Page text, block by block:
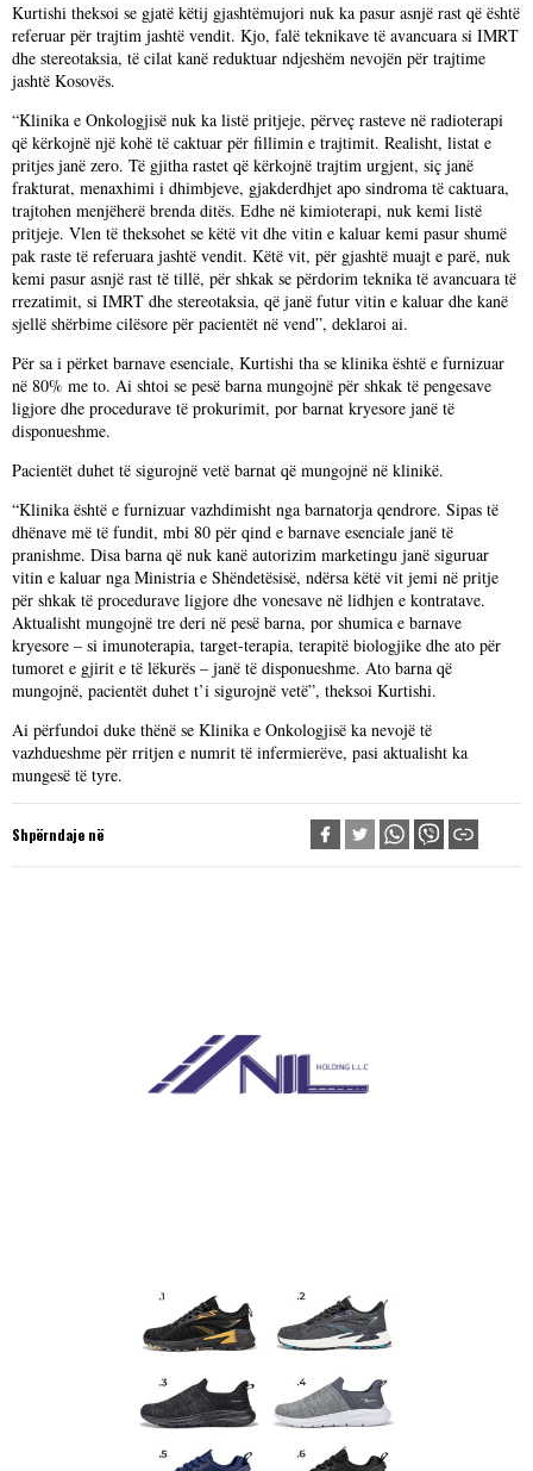
Kurtishi theksoi se gjatë këtij gjashtëmujori nuk ka pasur asnjë rast që është
referuar për trajtim jashtë vendit. Kjo, falë teknikave të avancuara si IMRT
dhe stereotaksia, të cilat kanë reduktuar ndjeshëm nevojën për trajtime
jashtë Kosovës.
“Klinika e Onkologjisë nuk ka listë pritjeje, përveç rasteve në radioterapi
që kërkojnë një kohë të caktuar për fillimin e trajtimit. Realisht, listat e
pritjes janë zero. Të gjitha rastet që kërkojnë trajtim urgjent, siç janë
frakturat, menaxhimi i dhimbjeve, gjakderdhjet apo sindroma të caktuara,
trajtohen menjëherë brenda ditës. Edhe në kimioterapi, nuk kemi listë
pritjeje. Vlen të theksohet se këtë vit dhe vitin e kaluar kemi pasur shumë
pak raste të referuara jashtë vendit. Këtë vit, për gjashtë muajt e parë, nuk
kemi pasur asnjë rast të tillë, për shkak se përdorim teknika të avancuara të
rrezatimit, si IMRT dhe stereotaksia, që janë futur vitin e kaluar dhe kanë
sjellë shërbime cilësore për pacientët në vend”, deklaroi ai.
Për sa i përket barnave esenciale, Kurtishi tha se klinika është e furnizuar
në 80% me to. Ai shtoi se pesë barna mungojnë për shkak të pengesave
ligjore dhe procedurave të prokurimit, por barnat kryesore janë të
disponueshme.
Pacientët duhet të sigurojnë vetë barnat që mungojnë në klinikë.
“Klinika është e furnizuar vazhdimisht nga barnatorja qendrore. Sipas të
dhënave më të fundit, mbi 80 për qind e barnave esenciale janë të
pranishme. Disa barna që nuk kanë autorizim marketingu janë siguruar
vitin e kaluar nga Ministria e Shëndetësisë, ndërsa këtë vit jemi në pritje
për shkak të procedurave ligjore dhe vonesave në lidhjen e kontratave.
Aktualisht mungojnë tre deri në pesë barna, por shumica e barnave
kryesore – si imunoterapia, target-terapia, terapitë biologjike dhe ato për
tumoret e gjirit e të lëkurës – janë të disponueshme. Ato barna që
mungojnë, pacientët duhet t’i sigurojnë vetë”, theksoi Kurtishi.
Ai përfundoi duke thënë se Klinika e Onkologjisë ka nevojë të
vazhdueshme për rritjen e numrit të infermierëve, pasi aktualisht ka
mungesë të tyre.
Shpërndaje në